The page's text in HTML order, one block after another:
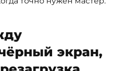
экран,